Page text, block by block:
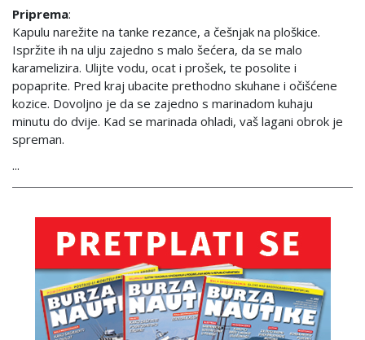
Priprema:
Kapulu narežite na tanke rezance, a češnjak na ploškice.
Ispržite ih na ulju zajedno s malo šećera, da se malo
karamelizira. Ulijte vodu, ocat i prošek, te posolite i
popaprite. Pred kraj ubacite prethodno skuhane i očišćene
kozice. Dovoljno je da se zajedno s marinadom kuhaju
minutu do dvije. Kad se marinada ohladi, vaš lagani obrok je
spreman.
...